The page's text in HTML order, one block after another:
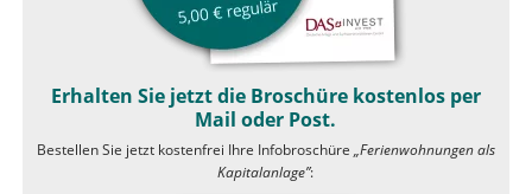
Erhalten Sie jetzt die Broschüre kostenlos per
Mail oder Post.
Bestellen Sie jetzt kostenfrei Ihre Infobroschüre „Ferienwohnungen als
Kapitalanlage”: